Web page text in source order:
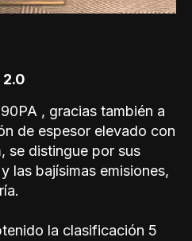
2.0
, gracias también a
de espesor elevado con
se distingue por sus
las bajísimas emisiones,
la clasificación 5